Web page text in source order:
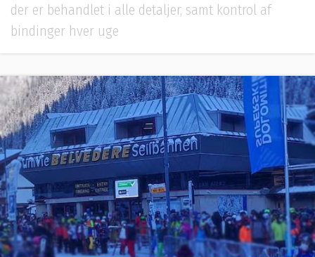
der er behandlet i alle detaljer, samt kontrol af
bindinger hver uge